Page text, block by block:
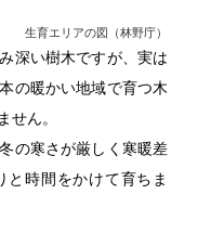
生育エリアの図（林野庁）
深い樹木ですが、実は
の暖かい地域で育つ木
せん。
の寒さが厳しく寒暖差
と時間をかけて育ちま